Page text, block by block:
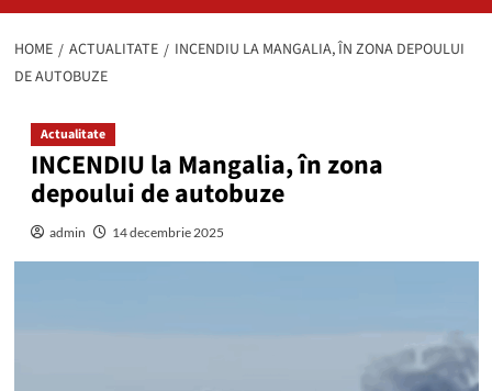
HOME ACTUALITATE
INCENDIU LA MANGALIA, ÎN ZONA DEPOULUI
DE AUTOBUZE
Actualitate
INCENDIU la Mangalia, în zona
depoului de autobuze
admin 14 decembrie 2025